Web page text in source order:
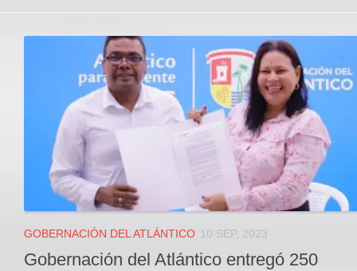
Politica
Local
JUDICIAL
ÁREA METROPOLITANA
REGIONAL
DEPARTAMENTAL
Internacional
GOBERNACIÓN DEL ATLÁNTICO 10 SEP, 2023
Gobernación del Atlántico entregó 250